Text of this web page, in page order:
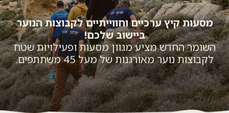
קיץ ערכיים וחווייתיים לקבוצות הנוער
ביישוב שלכם!
החדש מציע מגוון מסעות ופעילויות שטח
נוער מאורגנות של מעל 45 משתתפים.